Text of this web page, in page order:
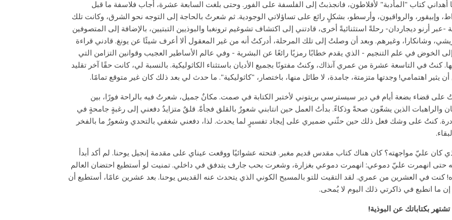
أهداني كتاب "المأدبة" لأفلاطون، فانجذبتُ إلى الفلسفة على الفور. وحتى بلغت السابعة عشرة، أجاب فلاسفة ما قبل
وإبيقور، والرواقيون، وأرسطو، بشكلٍ رائع على تساؤلاتي الوجودية. ثم شعرتُ بالحاجة إلى التوجه نحو الشرق، وكانت تلك
-عبر أرنو ديجاردان- رحلةً استثنائيةً أخرى، قادتني إلى اكتشاف تشوغيم ترونغبا والبوذيين التبتيين، بالإضافة إلى المتصوفين
وشانكارا، وغيرهم. وبعد أن وصلتُ إلى تلك المرحلة، أدركتُ أنه من غير المعقول ألا أعرف شيئًا عن يونغ. قادني قراءة
الخوض في علم التنجيم - الذي يقدم خطابًا رمزيًا رائعًا عن البشرية - وفي عالم الأساطير العجيب وقوانين التزامن التي
كنتُ في التاسعة عشرة من عمري آنذاك، وكنتُ مفتونًا بجميع الأديان باستثناء الكاثوليكية. بالنسبة لي، كانت حقًا آخر تقليد
يثير اهتمامي! وجدتها متزمتة، جامدة، لا طائل منها، باختصار، "كاثوليكية". ما حدث لي بعد ذلك كان غير متوقع تمامًا.
على قضاء بضعة أيام في دير سيسترسي بريتوني لأختبر الكتابة في صمت. مكانٌ جميل، شعرتُ فيه بالراحة فورًا، بين
والراهبات الذين يشعّون صحةً وذكاءً. بدأتُ العمل حين انتابني شعورٌ بالقلق فجأةً. قلقٌ متزايدٌ دفعني إلى رغبةٍ جامحةٍ في
كنتُ على وشك فعل ذلك حين حثّني ضميري على إيجاد تفسيرٍ لما يحدث. لذا، دفعني شغفي بالتحدي وشعورٌ ما بالفخر
كان عليّ مواجهته؟ كان هناك كتاب مقدس قديم مغبر. فتحته عشوائيًا ووقعت عيناي على مقدمة إنجيل يوحنا. لم أكد أبدأ
حتى انهمرت عليّ دموعي: انهمرت دموعي بغزارة، وشعرت بحب جارف يتدفق في داخلي. تمنيت لو أستطيع احتضان العالم
كنت في العشرين من عمري. لقد التقيت للتو بالمسيح الكوني الذي يتحدث عنه القديس يوحنا. بعد عشرين عامًا، أستطيع أن
ما انطبع في ذاكرتي ذلك اليوم لا يُمحى.
بكتاباتك عن البوذية!